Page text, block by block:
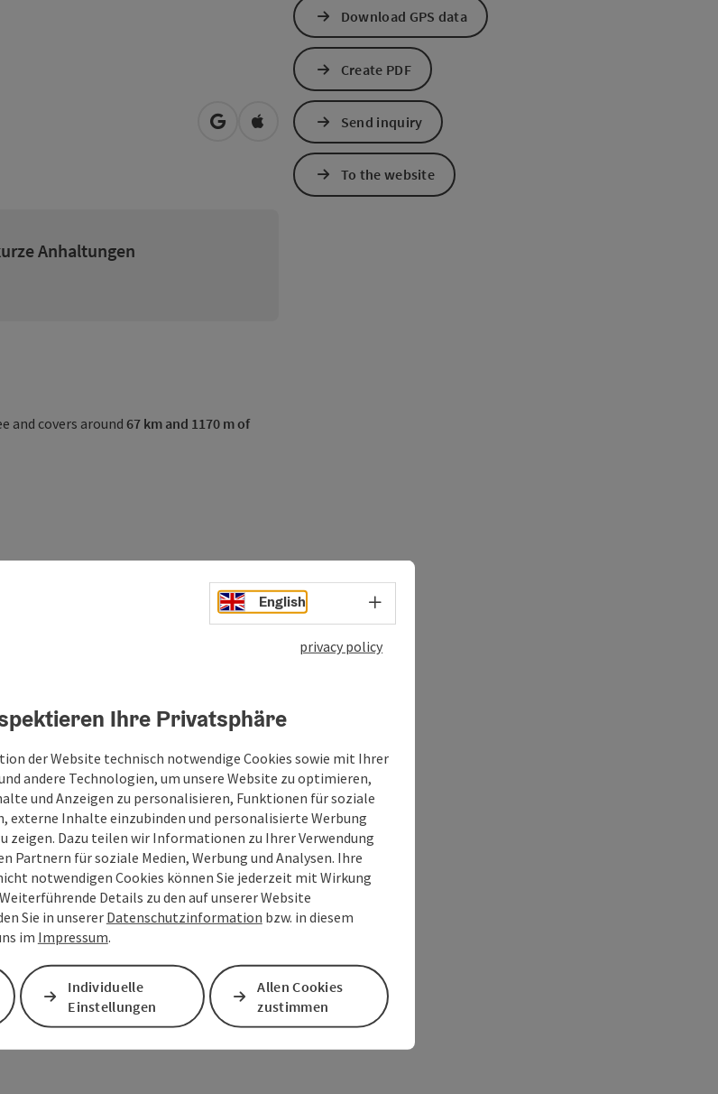
open in Google Maps
Open in Apple Maps
Anhaltungen
and covers around67 km and 1170 m of
require precise range planning or a
nature, an unforgettable experience:
, and theDachstein glacier,
Download GPS data
Create PDF
Send inquiry
To the website
English Select language - Open menu
privacy policy
Ihre Privatsphäre
der Website technisch notwendige Cookies sowie mit Ihrer
andere Technologien, um unsere Website zu optimieren,
und Anzeigen zu personalisieren, Funktionen für soziale
externe Inhalte einzubinden und personalisierte Werbung
zeigen. Dazu teilen wir Informationen zu Ihrer Verwendung
Partnern für soziale Medien, Werbung und Analysen. Ihre
notwendigen Cookies können Sie jederzeit mit Wirkung
Details zu den auf unserer Website
Sie in unsererDatenschutzinformation bzw. in diesem
im Impressum.
Individuelle
Einstellungen
Allen Cookies
zustimmen